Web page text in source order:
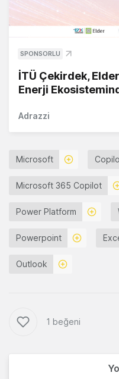
SPONSORLU
İTÜ Çekirdek,
Enerji
Adrazzi
Microsoft
Microsoft 365 Copilot
Power Platform
Powerpoint
Outlook
1 beğeni